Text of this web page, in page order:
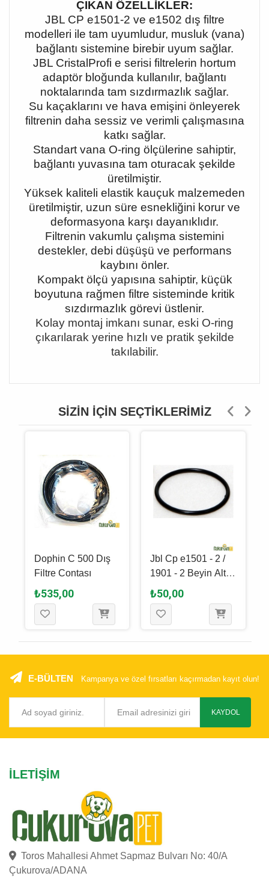
ÇIKAN ÖZELLİKLER:
JBL CP e1501-2 ve e1502 dış filtre
modelleri ile tam uyumludur, musluk (vana)
bağlantı sistemine birebir uyum sağlar.
JBL CristalProfi e serisi filtrelerin hortum
adaptör bloğunda kullanılır, bağlantı
noktalarında tam sızdırmazlık sağlar.
Su kaçaklarını ve hava emişini önleyerek
filtrenin daha sessiz ve verimli çalışmasına
katkı sağlar.
Standart vana O-ring ölçülerine sahiptir,
bağlantı yuvasına tam oturacak şekilde
üretilmiştir.
Yüksek kaliteli elastik kauçuk malzemeden
üretilmiştir, uzun süre esnekliğini korur ve
deformasyona karşı dayanıklıdır.
Filtrenin vakumlu çalışma sistemini
destekler, debi düşüşü ve performans
kaybını önler.
Kompakt ölçü yapısına sahiptir, küçük
boyutuna rağmen filtre sisteminde kritik
sızdırmazlık görevi üstlenir.
Kolay montaj imkanı sunar, eski O-ring
çıkarılarak yerine hızlı ve pratik şekilde
takılabilir.
SIZIN İÇIN SEÇTIKLERIMIZ
Dophin C 500 Dış
Filtre Contası
₺535,00
Jbl Cp e1501 - 2 /
1901 - 2 Beyin Altı
O-Ring
₺50,00
E-BÜLTEN Kampanya ve özel fırsatları kaçırmadan kayıt olun!
KAYDOL
İLETIŞIM
Toros Mahallesi Ahmet Sapmaz Bulvarı No: 40/A
Çukurova/ADANA